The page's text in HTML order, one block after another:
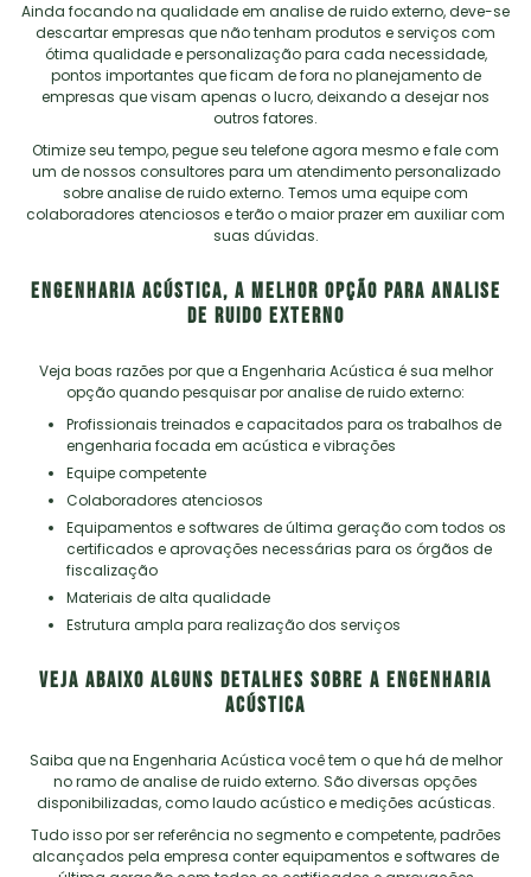
Ainda focando na qualidade em analise de ruido externo, deve-se
descartar empresas que não tenham produtos e serviços com
ótima qualidade e personalização para cada necessidade,
pontos importantes que ficam de fora no planejamento de
empresas que visam apenas o lucro, deixando a desejar nos
outros fatores.
Otimize seu tempo, pegue seu telefone agora mesmo e fale com
um de nossos consultores para um atendimento personalizado
sobreanalise de ruido externo. Temos uma equipe com
colaboradores atenciosos e terão o maior prazer em auxiliar com
suas dúvidas.
ENGENHARIA ACÚSTICA, A MELHOR OPÇÃO PARA ANALISE
DE RUIDO EXTERNO
Veja boas razões por que a Engenharia Acústica é sua melhor
opção quando pesquisar poranalise de ruido externo:
profissionais treinados e capacitados para os trabalhos de
engenharia focada em acústica e vibrações
equipe competente
colaboradores atenciosos
equipamentos e softwares de última geração com todos os
certificados e aprovações necessárias para os órgãos de
fiscalização
materiais de alta qualidade
estrutura ampla para realização dos serviços
VEJA ABAIXO ALGUNS DETALHES SOBRE A ENGENHARIA
ACÚSTICA
Saiba que na Engenharia Acústica você tem o que há de melhor
no ramo deanalise de ruido externo. São diversas opções
disponibilizadas, como laudo acústico e medições acústicas.
Tudo isso por ser referência no segmento e competente, padrões
alcançados pela empresa conter equipamentos e softwares de